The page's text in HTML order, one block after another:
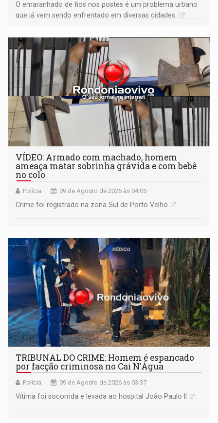
O emaranhado de fios nos postes é um problema urbano
que já vem sendo enfrentado em diversas cidades
VÍDEO: Armado com machado, homem
ameaça matar sobrinha grávida e com bebê
no colo
Polícia 09 de Agosto de 2026 às 04:05
Crime foi registrado na zona Sul de Porto Velho
TRIBUNAL DO CRIME: Homem é espancado
por facção criminosa no Cai N'Água
Polícia 09 de Agosto de 2026 às 03:37
Vítima foi socorrida e levada ao hospital João Paulo II